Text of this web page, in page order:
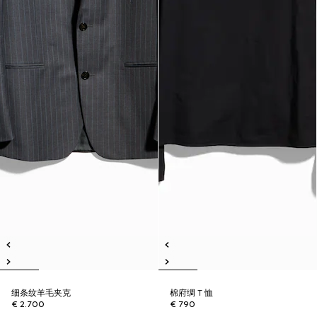
细条纹羊毛夹克
€ 2.700
棉府绸 T 恤
€ 790